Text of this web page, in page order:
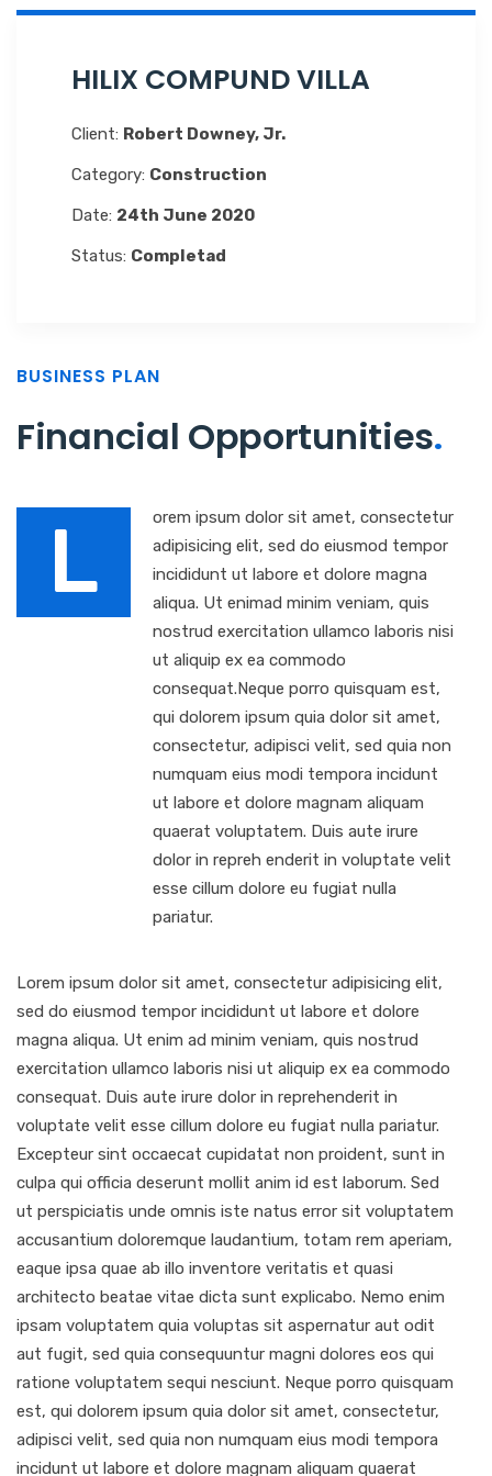
HILIX COMPUND VILLA
Client: Robert Downey, Jr.
Category: Construction
Date: 24th June 2020
Status: Completad
BUSINESS PLAN
Financial Opportunities.
L
orem ipsum dolor sit amet, consectetur
adipisicing elit, sed do eiusmod tempor
incididunt ut labore et dolore magna
aliqua. Ut enimad minim veniam, quis
nostrud exercitation ullamco laboris nisi
ut aliquip ex ea commodo
consequat.Neque porro quisquam est,
qui dolorem ipsum quia dolor sit amet,
consectetur, adipisci velit, sed quia non
numquam eius modi tempora incidunt
ut labore et dolore magnam aliquam
quaerat voluptatem. Duis aute irure
dolor in repreh enderit in voluptate velit
esse cillum dolore eu fugiat nulla
pariatur.
Lorem ipsum dolor sit amet, consectetur adipisicing elit,
sed do eiusmod tempor incididunt ut labore et dolore
magna aliqua. Ut enim ad minim veniam, quis nostrud
exercitation ullamco laboris nisi ut aliquip ex ea commodo
consequat. Duis aute irure dolor in reprehenderit in
voluptate velit esse cillum dolore eu fugiat nulla pariatur.
Excepteur sint occaecat cupidatat non proident, sunt in
culpa qui officia deserunt mollit anim id est laborum. Sed
ut perspiciatis unde omnis iste natus error sit voluptatem
accusantium doloremque laudantium, totam rem aperiam,
eaque ipsa quae ab illo inventore veritatis et quasi
architecto beatae vitae dicta sunt explicabo. Nemo enim
ipsam voluptatem quia voluptas sit aspernatur aut odit
aut fugit, sed quia consequuntur magni dolores eos qui
ratione voluptatem sequi nesciunt. Neque porro quisquam
est, qui dolorem ipsum quia dolor sit amet, consectetur,
adipisci velit, sed quia non numquam eius modi tempora
incidunt ut labore et dolore magnam aliquam quaerat